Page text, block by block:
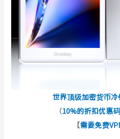
世界顶级加密货币冷
（10%的折扣优惠
【需要免费